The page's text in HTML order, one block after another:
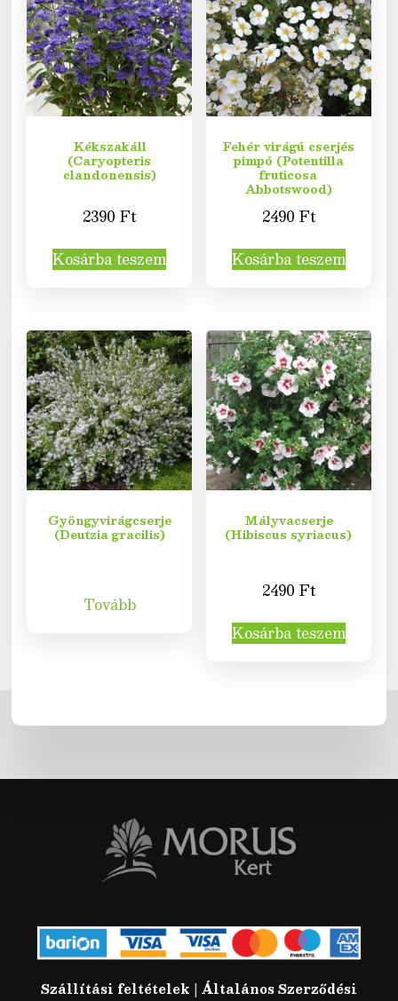
Kékszakáll
(Caryopteris
clandonensis)
2390Ft
Kosárba teszem
Fehér virágú cserjés
pimpó (Potentilla
fruticosa
Abbotswood)
2490 Ft
Kosárba teszem
Gyöngyvirágcserje
(Deutzia gracilis)
Tovább
Mályvacserje
(Hibiscus syriacus)
2490 Ft
Kosárba teszem
Szállítási feltételek | Általános Szerződési